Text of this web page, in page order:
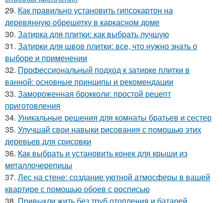
29. Как правильно установить гипсокартон на
деревянную обрешетку в каркасном доме
30. Затирка для плитки: как выбрать лучшую
31. Затирки для швов плитки: все, что нужно знать о
выборе и применении
32. Профессиональный подход к затирке плитки в
ванной: основные принципы и рекомендации
33. Замороженная брокколи: простой рецепт
приготовления
34. Уникальные решения для комнаты братьев и сестер
35. Улучшай свои навыки рисования с помощью этих
деревьев для срисовки
36. Как выбрать и установить конек для крыши из
металлочерепицы
37. Лес на стене: создание уютной атмосферы в вашей
квартире с помощью обоев с росписью
38. Привыкли жить без труб отопления и батарей.